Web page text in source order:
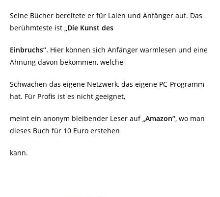
Seine Bücher bereitete er für Laien und Anfänger auf. Das
berühmteste ist „Die Kunst des
Einbruchs“. Hier können sich Anfänger warmlesen und eine
Ahnung davon bekommen, welche
Schwächen das eigene Netzwerk, das eigene PC-Programm
hat. Für Profis ist es nicht geeignet,
meint ein anonym bleibender Leser auf„Amazon“, wo man
dieses Buch für 10 Euro erstehen
kann.